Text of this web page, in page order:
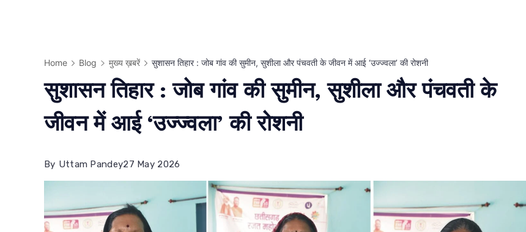
Home Blog मुख्य ख़बरें सुशासन तिहार : जोब गांव की सुमीन, सुशीला और पंचवती के जीवन में आई ‘उज्ज्वला’ की रोशनी
सुशासन तिहार : जोब गांव की सुमीन, सुशीला और पंचवती के
जीवन में आई ‘उज्ज्वला’ की रोशनी
By Uttam Pandey27 May 2026